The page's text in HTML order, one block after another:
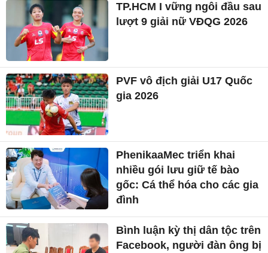
TP.HCM I vững ngôi đầu sau
lượt 9 giải nữ VĐQG 2026
PVF vô địch giải U17 Quốc
gia 2026
PhenikaaMec triển khai
nhiều gói lưu giữ tế bào
gốc: Cá thể hóa cho các gia
đình
Bình luận kỳ thị dân tộc trên
Facebook, người đàn ông bị